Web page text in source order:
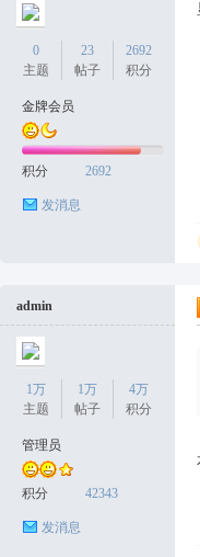
0
主题
23
帖子
2692
积分
金牌会员
积分 2692
发消息
admin
1万
主题
1万
帖子
4万
积分
管理员
积分 42343
发消息